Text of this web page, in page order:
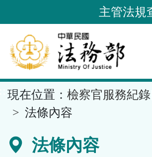
到
要
內
容
區
塊
主管法規
現在位置： 檢察官服務紀
法條內容
法條內容